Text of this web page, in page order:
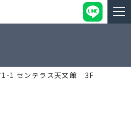
天文館店
1-1 センテラス天文館 3F